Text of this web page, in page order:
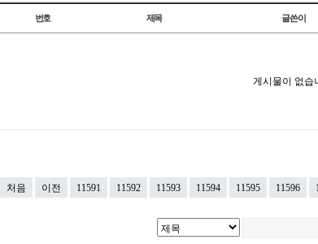
번호 제목 글쓴이
게시물이 없습
처음 이전 11591 11592 11593 11594 11595 11596